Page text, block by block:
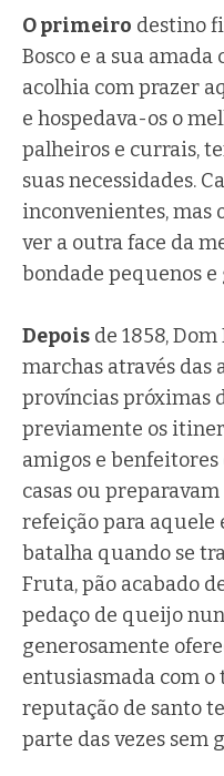
O primeiro destino
Bosco e a sua amada
acolhia com prazer
e hospedava-os o
palheiros e currais,
suas necessidades.
inconvenientes, mas
ver a outra face da
bondade pequenos
Depois de 1858,
marchas através das
províncias próximas
previamente os
amigos e benfeitores
casas ou
refeição para aquele
batalha quando se
Fruta, pão acabado
pedaço de queijo
generosamente
entusiasmada com
reputação de santo
parte das vezes sem